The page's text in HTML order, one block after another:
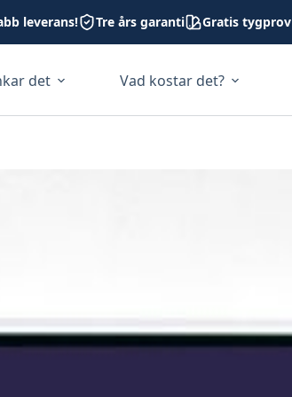
leverans! Tre års garanti Gratis tygprov
det Vad kostar det?